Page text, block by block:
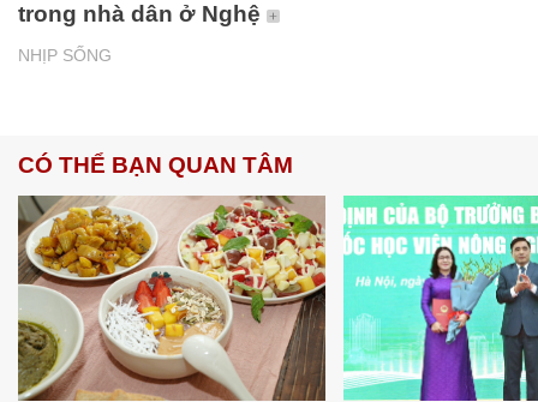
NHỊP SỐNG
trong nhà dân ở Nghệ
CÓ THỂ BẠN QUAN TÂM